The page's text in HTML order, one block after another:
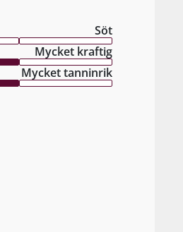
Söt
Mycket kraftig
Mycket tanninrik